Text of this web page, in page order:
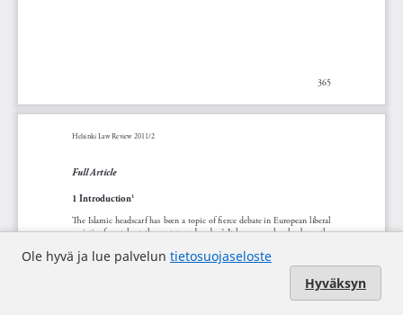
Ole hyvä ja lue palvelun tietosuojaseloste
Hyväksyn